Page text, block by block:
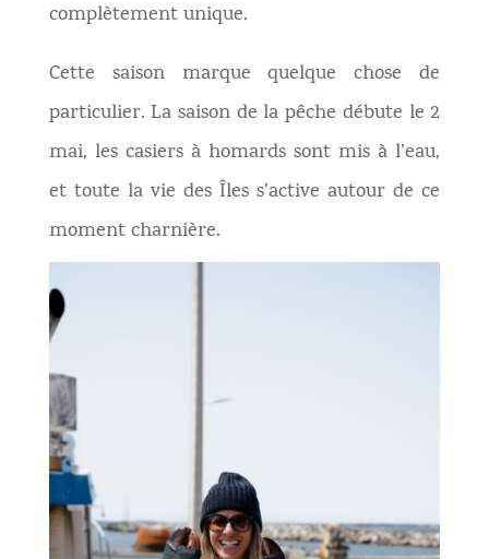
complètement unique.
Cette saison marque quelque chose de
particulier. La saison de la pêche débute le 2
mai, les casiers à homards sont mis à l’eau,
et toute la vie des Îles s’active autour de ce
moment charnière.